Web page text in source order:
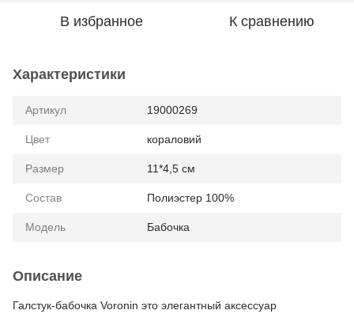
В избранное К сравнению
Характеристики
Артикул 19000269
Цвет кораловий
Размер 11*4,5 см
Состав Полиэстер 100%
Модель Бабочка
Описание
Галстук-бабочка Voronin это элегантный аксессуар